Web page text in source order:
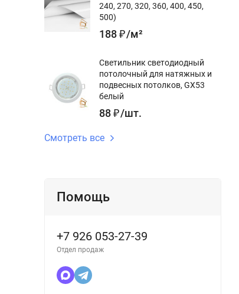
240, 270, 320, 360, 400, 450,
500)
188₽/м²
Светильник светодиодный
потолочный для натяжных и
подвесных потолков, GX53
белый
88₽/шт.
Смотреть все
Помощь
+7 926 053-27-39
Отдел продаж